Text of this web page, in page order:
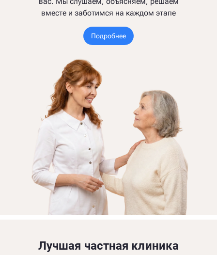
вместе и заботимся на каждом этапе
Подробнее
Лучшая частная клиника